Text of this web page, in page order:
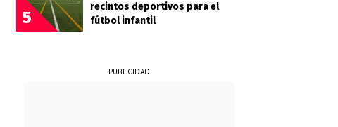
5
recintos deportivos para el
fútbol infantil
PUBLICIDAD